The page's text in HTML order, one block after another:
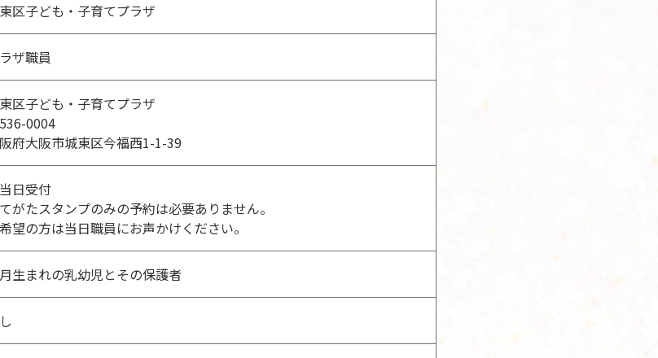
区子ども・子育てプラザ
ザ職員
区子ども・子育てプラザ
0004
府大阪市城東区今福西1-1-39
日受付
がたスタンプのみの予約は必要ありません。
望の方は当日職員にお声かけください。
生まれの乳幼児とその保護者